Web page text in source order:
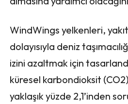
WindWings yelkenleri,
dolayısıyla deniz
izini azaltmak için
küresel karbondioksit
yaklaşık yüzde 2,1’inden